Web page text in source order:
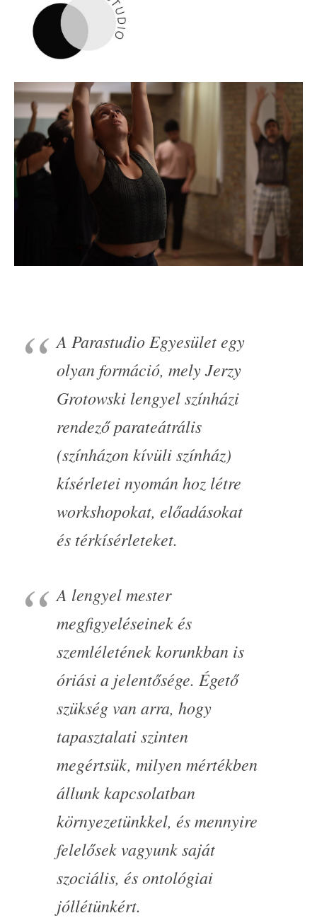
A Parastudio Egyesület egy
olyan formáció, mely Jerzy
Grotowski lengyel színházi
rendező parateátrális
(színházon kívüli színház)
kísérletei nyomán hoz létre
workshopokat, előadásokat
és térkísérleteket.
A lengyel mester
megfigyeléseinek és
szemléletének korunkban is
óriási a jelentősége. Égető
szükség van arra, hogy
tapasztalati szinten
megértsük, milyen mértékben
állunk kapcsolatban
környezetünkkel, és mennyire
felelősek vagyunk saját
szociális, és ontológiai
jóllétünkért.